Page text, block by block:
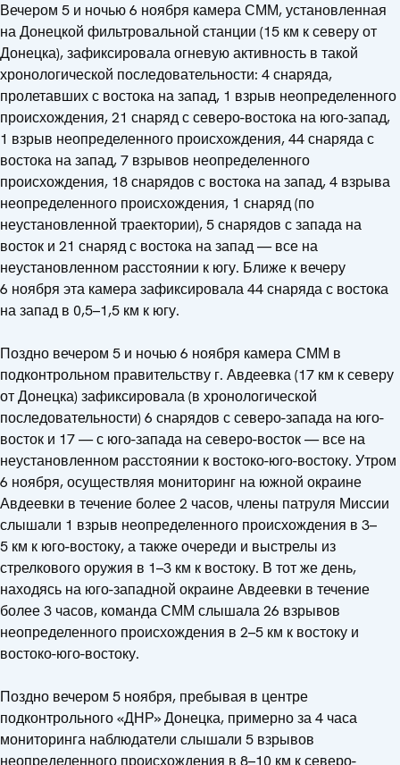
Вечером 5 и ночью 6 ноября камера СММ, установленная
на Донецкой фильтровальной станции (15 км к северу от
Донецка), зафиксировала огневую активность в такой
хронологической последовательности: 4 снаряда,
пролетавших с востока на запад, 1 взрыв неопределенного
происхождения, 21 снаряд с северо-востока на юго-запад,
1 взрыв неопределенного происхождения, 44 снаряда с
востока на запад, 7 взрывов неопределенного
происхождения, 18 снарядов с востока на запад, 4 взрыва
неопределенного происхождения, 1 снаряд (по
неустановленной траектории), 5 снарядов с запада на
восток и 21 снаряд с востока на запад — все на
неустановленном расстоянии к югу. Ближе к вечеру
6 ноября эта камера зафиксировала 44 снаряда с востока
на запад в 0,5–1,5 км к югу.
Поздно вечером 5 и ночью 6 ноября камера СММ в
подконтрольном правительству г. Авдеевка (17 км к северу
от Донецка) зафиксировала (в хронологической
последовательности) 6 снарядов с северо-запада на юго-
восток и 17 — с юго-запада на северо-восток — все на
неустановленном расстоянии к востоко-юго-востоку. Утром
6 ноября, осуществляя мониторинг на южной окраине
Авдеевки в течение более 2 часов, члены патруля Миссии
слышали 1 взрыв неопределенного происхождения в 3–
5 км к юго-востоку, а также очереди и выстрелы из
стрелкового оружия в 1–3 км к востоку. В тот же день,
находясь на юго-западной окраине Авдеевки в течение
более 3 часов, команда СММ слышала 26 взрывов
неопределенного происхождения в 2–5 км к востоку и
востоко-юго-востоку.
Поздно вечером 5 ноября, пребывая в центре
подконтрольного «ДНР» Донецка, примерно за 4 часа
мониторинга наблюдатели слышали 5 взрывов